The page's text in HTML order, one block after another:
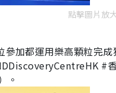
點擊圖片放
加都運用樂高顆粒完
。